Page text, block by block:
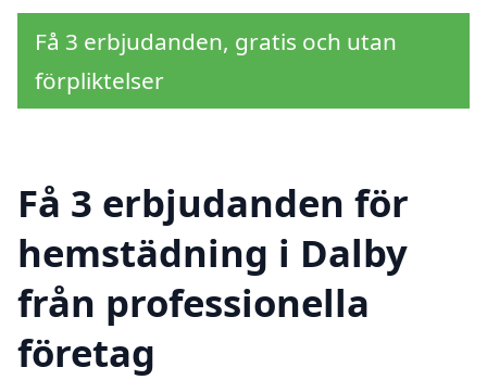
Få 3 erbjudanden, gratis och utan
förpliktelser
Få 3 erbjudanden för
hemstädning i Dalby
från professionella
företag